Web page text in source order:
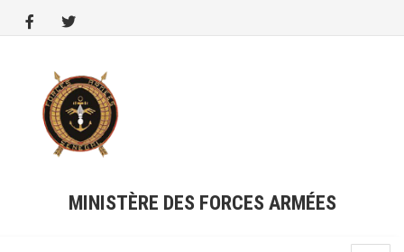
MINISTÈRE DES FORCES ARMÉES